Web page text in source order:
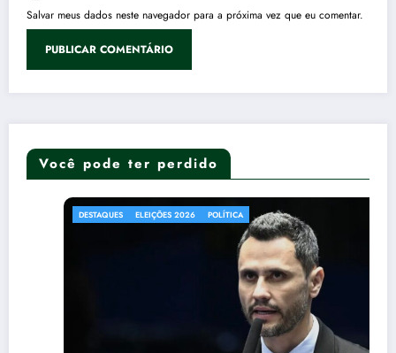
Salvar meus dados neste navegador para a próxima vez que eu comentar.
Você pode ter perdido
DESTAQUES ELEIÇÕES 2026 POLÍTICA